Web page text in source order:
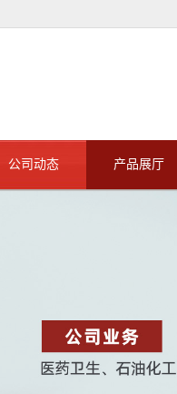
公司动态 产品展厅